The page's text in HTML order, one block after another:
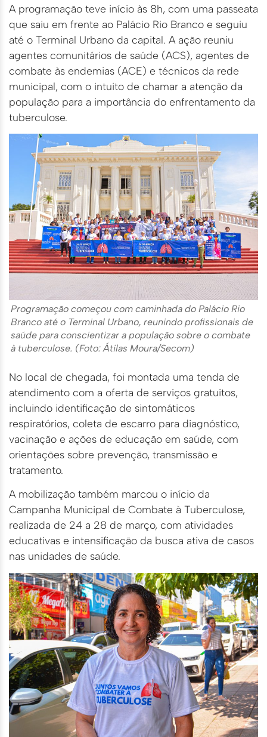
A programação teve início às 8h, com uma passeata
que saiu em frente ao Palácio Rio Branco e seguiu
até o Terminal Urbano da capital. A ação reuniu
agentes comunitários de saúde (ACS), agentes de
combate às endemias (ACE) e técnicos da rede
municipal, com o intuito de chamar a atenção da
população para a importância do enfrentamento da
tuberculose.
Programação começou com caminhada do Palácio Rio
Branco até o Terminal Urbano, reunindo profissionais de
saúde para conscientizar a população sobre o combate
à tuberculose. (Foto: Átilas Moura/Secom)
No local de chegada, foi montada uma tenda de
atendimento com a oferta de serviços gratuitos,
incluindo identificação de sintomáticos
respiratórios, coleta de escarro para diagnóstico,
vacinação e ações de educação em saúde, com
orientações sobre prevenção, transmissão e
tratamento.
A mobilização também marcou o início da
Campanha Municipal de Combate à Tuberculose,
realizada de 24 a 28 de março, com atividades
educativas e intensificação da busca ativa de casos
nas unidades de saúde.